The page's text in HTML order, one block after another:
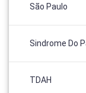
São Paulo
Sindrome Do
TDAH